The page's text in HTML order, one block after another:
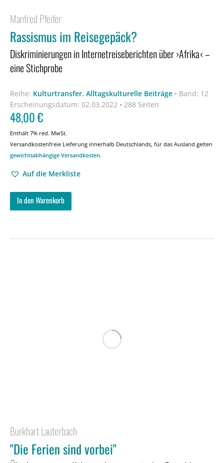
Manfred Pfeifer
Rassismus im Reisegepäck?
Diskriminierungen in Internetreiseberichten über ›Afrika‹ –
eine Stichprobe
Reihe: Kulturtransfer. Alltagskulturelle Beiträge • Band: 12
Erscheinungsdatum: 02.03.2022 • 288 Seiten
48,00€
Enthält 7% red. MwSt.
Versandkostenfreie Lieferung innerhalb Deutschlands, für das Ausland gelten
gewichtsabhängige Versandkosten.
Auf die Merkliste
In den Warenkorb
Burkhart Lauterbach
"Die Ferien sind vorbei"